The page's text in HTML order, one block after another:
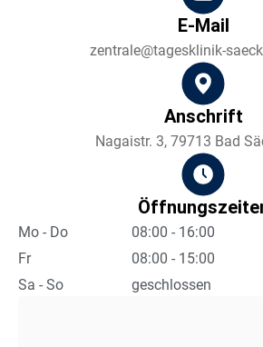
E-Mail
zentrale@tagesklinik-
Anschrift
Nagaistr. 3, 79713 Bad
Mo - Do
08:00 - 16:00
Fr
08:00 - 15:00
Sa - So
geschlossen